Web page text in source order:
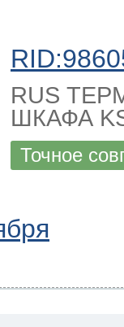
RUS
ШКАФА
Точное